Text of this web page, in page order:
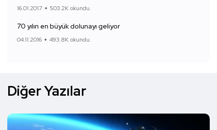
16.01.2017 503.2K okundu.
70 yılın en büyük dolunayı geliyor
04.11.2016 493.8K okundu.
Diğer Yazılar